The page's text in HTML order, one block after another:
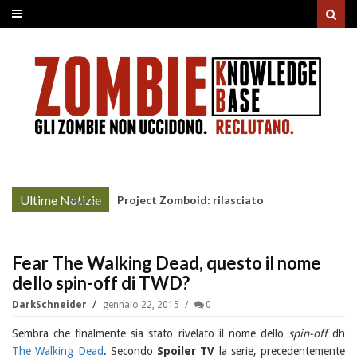
Ultime Notizie
More »
Project Zomboid: rilasciato
Fear The Walking Dead, questo il nome
dello spin-off di TWD?
DarkSchneider gennaio 22, 2015 0
Sembra che finalmente sia stato rivelato il nome dello spin-offdh
The Walking Dead. Secondo Spoiler TV la serie, precedentemente